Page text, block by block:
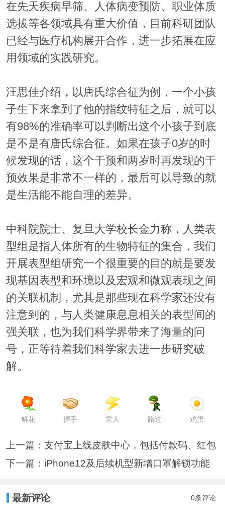
在先天疾病早筛、人体病变预防、职业体质
选拔等各领域具有重大价值，目前科研团队
已经与医疗机构展开合作，进一步拓展在应
用领域的实践研究。
汪思佳介绍，以唐氏综合征为例，一个小孩
子生下来拿到了他的指纹特征之后，就可以
有98%的准确率可以判断出这个小孩子到底
是不是有唐氏综合征。如果在孩子0岁的时
候发现的话，这个干预和两岁时再发现的干
预效果是非常不一样的，最后可以导致的就
是生活能不能自理的差异。
中科院院士、复旦大学校长金力称，人类表
型组是指人体所有的生物特征的集合，我们
开展表型组研究一个很重要的目的就是要发
现基因表型和环境以及宏观和微观表现之间
的关联机制，尤其是那些现在科学家还没有
注意到的，与人类健康息息相关的表型间的
强关联，也为我们科学界带来了海量的问
号，正等待着我们科学家去进一步研究破
解。
鲜花 握手 雷人 路过 鸡蛋
上一篇： 支付宝上线皮肤中心，包括付款码、红包
下一篇： iPhone12及后续机型新增口罩解锁功能
0条评论
最新评论